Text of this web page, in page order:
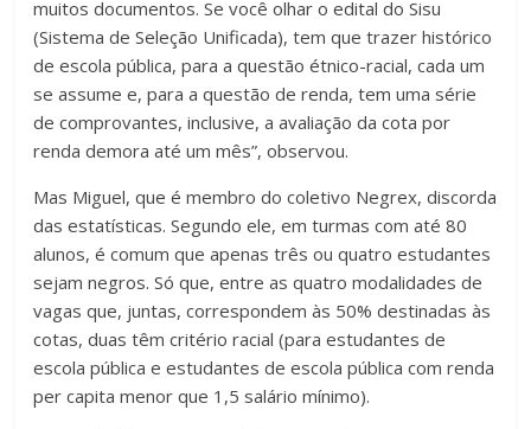
muitos documentos. Se você olhar o edital do Sisu
(Sistema de Seleção Unificada), tem que trazer histórico
de escola pública, para a questão étnico-racial, cada um
se assume e, para a questão de renda, tem uma série
de comprovantes, inclusive, a avaliação da cota por
renda demora até um mês”, observou.
Mas Miguel, que é membro do coletivo Negrex, discorda
das estatísticas. Segundo ele, em turmas com até 80
alunos, é comum que apenas três ou quatro estudantes
sejam negros. Só que, entre as quatro modalidades de
vagas que, juntas, correspondem às 50% destinadas às
cotas, duas têm critério racial (para estudantes de
escola pública e estudantes de escola pública com renda
per capita menor que 1,5 salário mínimo).